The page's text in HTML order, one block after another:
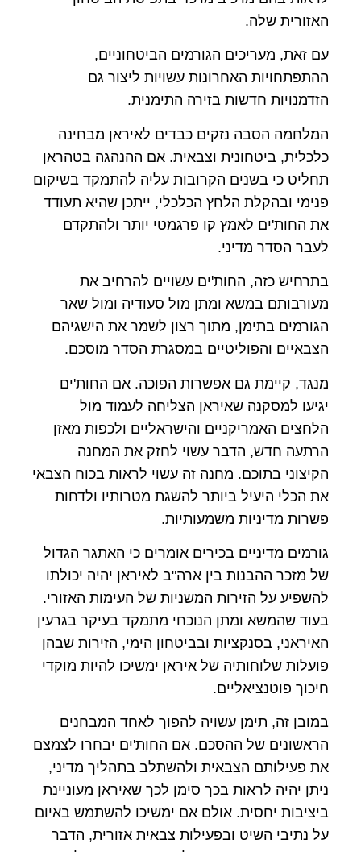
האזורית שלה.
עם זאת, מעריכים הגורמים הביטחוניים,
ההתפתחויות האחרונות עשויות ליצור גם
הזדמנויות חדשות בזירה התימנית.
המלחמה הסבה נזקים כבדים לאיראן מבחינה
כלכלית, ביטחונית וצבאית. אם ההנהגה בטהראן
תחליט כי בשנים הקרובות עליה להתמקד בשיקום
פנימי ובהקלת הלחץ הכלכלי, ייתכן שהיא תעודד
את החות'ים לאמץ קו פרגמטי יותר ולהתקדם
לעבר הסדר מדיני.
בתרחיש כזה, החות'ים עשויים להרחיב את
מעורבותם במשא ומתן מול סעודיה ומול שאר
הגורמים בתימן, מתוך רצון לשמר את הישגיהם
הצבאיים והפוליטיים במסגרת הסדר מוסכם.
מנגד, קיימת גם אפשרות הפוכה. אם החות'ים
יגיעו למסקנה שאיראן הצליחה לעמוד מול
הלחצים האמריקניים והישראליים ולכפות מאזן
הרתעה חדש, הדבר עשוי לחזק את המחנה
הקיצוני בתוכם. מחנה זה עשוי לראות בכוח הצבאי
את הכלי היעיל ביותר להשגת מטרותיו ולדחות
פשרות מדיניות משמעותיות.
גורמים מדיניים בכירים אומרים כי האתגר הגדול
של מזכר ההבנות בין ארה"ב לאיראן יהיה יכולתו
להשפיע על הזירות המשניות של העימות האזורי.
בעוד שהמשא ומתן הנוכחי מתמקד בעיקר בגרעין
האיראני, בסנקציות ובביטחון הימי, הזירות שבהן
פועלות שלוחותיה של איראן ימשיכו להיות מוקדי
חיכוך פוטנציאליים.
במובן זה, תימן עשויה להפוך לאחד המבחנים
הראשונים של ההסכם. אם החות'ים יבחרו לצמצם
את פעילותם הצבאית ולהשתלב בתהליך מדיני,
ניתן יהיה לראות בכך סימן לכך שאיראן מעוניינת
ביציבות יחסית. אולם אם ימשיכו להשתמש באיום
על נתיבי השיט ובפעילות צבאית אזורית, הדבר